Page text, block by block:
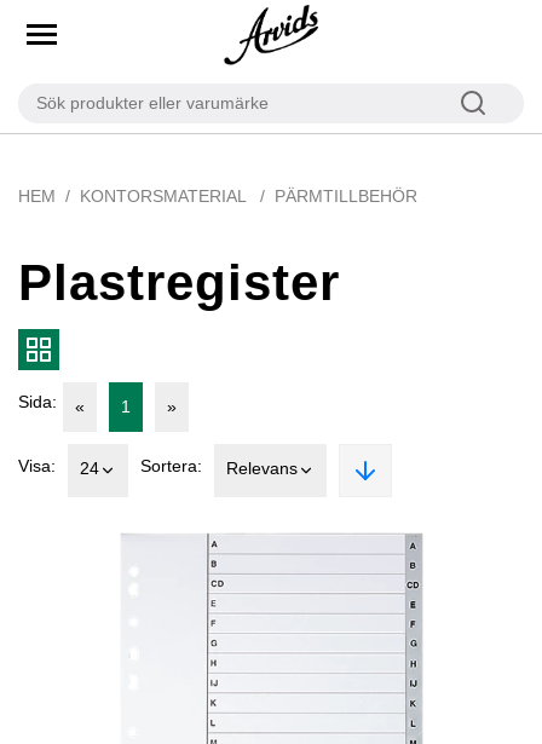
HEM KONTORSMATERIAL PÄRMTILLBEHÖR
Plastregister
Sida: « 1 »
Visa: 24 Sortera: Relevans